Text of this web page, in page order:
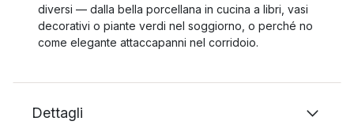
diversi — dalla bella porcellana in cucina a libri, vasi
decorativi o piante verdi nel soggiorno, o perché no
come elegante attaccapanni nel corridoio.
Dettagli